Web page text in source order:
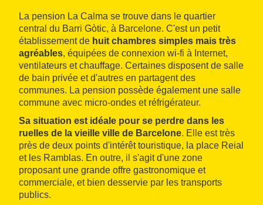
La pension La Calma se trouve dans le quartier
central du Barri Gòtic, à Barcelone. C'est un petit
établissement de huit chambres simples mais très
agréables, équipées de connexion wi‑fi à Internet,
ventilateurs et chauffage. Certaines disposent de salle
de bain privée et d'autres en partagent des
communes. La pension possède également une salle
commune avec micro‑ondes et réfrigérateur.
Sa situation est idéale pour se perdre dans les
ruelles de la vieille ville de Barcelone. Elle est très
près de deux points d'intérêt touristique, la place Reial
et les Ramblas. En outre, il s'agit d'une zone
proposant une grande offre gastronomique et
commerciale, et bien desservie par les transports
publics.